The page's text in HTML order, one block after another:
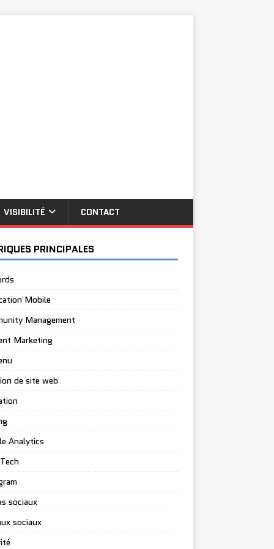
VISIBILITÉ CONTACT
PRINCIPALES
Mobile
Management
Marketing
de site web
Analytics
sociaux
sociaux